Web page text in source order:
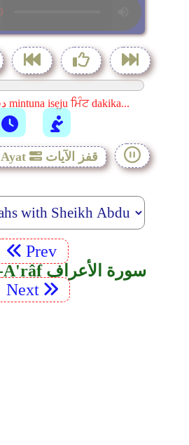
...minutes دقيقةً mintuna isẹju ਮਿੰਟ dakika...
قفز الآيات
Prev
7. Surah Al-A'râf سورة الأعراف
Next